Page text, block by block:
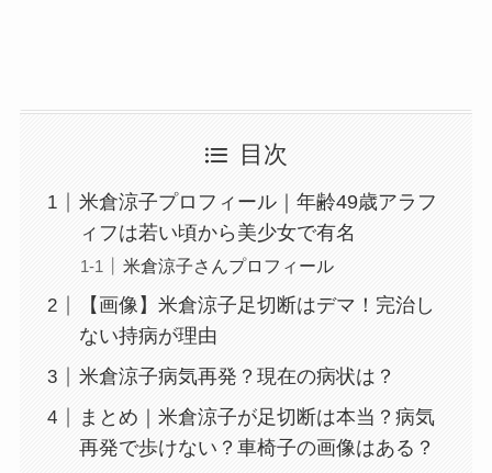
目次
米倉涼子プロフィール｜年齢49歳アラフ
ィフは若い頃から美少女で有名
米倉涼子さんプロフィール
【画像】米倉涼子足切断はデマ！完治し
ない持病が理由
米倉涼子病気再発？現在の病状は？
まとめ｜米倉涼子が足切断は本当？病気
再発で歩けない？車椅子の画像はある？